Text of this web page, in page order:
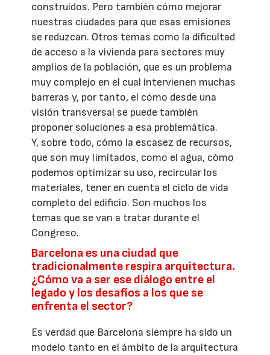
construidos. Pero también cómo mejorar
nuestras ciudades para que esas emisiones
se reduzcan. Otros temas como la dificultad
de acceso a la vivienda para sectores muy
amplios de la población, que es un problema
muy complejo en el cual intervienen muchas
barreras y, por tanto, el cómo desde una
visión transversal se puede también
proponer soluciones a esa problemática.
Y, sobre todo, cómo la escasez de recursos,
que son muy limitados, como el agua, cómo
podemos optimizar su uso, recircular los
materiales, tener en cuenta el ciclo de vida
completo del edificio. Son muchos los
temas que se van a tratar durante el
Congreso.
Barcelona es una ciudad que
tradicionalmente respira arquitectura.
¿Cómo va a ser ese diálogo entre el
legado y los desafíos a los que se
enfrenta el sector?
Es verdad que Barcelona siempre ha sido un
modelo tanto en el ámbito de la arquitectura